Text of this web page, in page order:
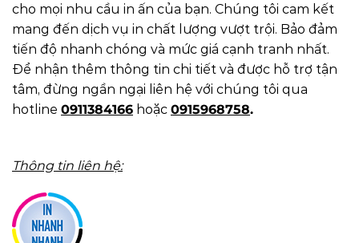
cho mọi nhu cầu in ấn của bạn. Chúng tôi cam kết
mang đến dịch vụ in chất lượng vượt trội. Bảo đảm
tiến độ nhanh chóng và mức giá cạnh tranh nhất.
Để nhận thêm thông tin chi tiết và được hỗ trợ tận
tâm, đừng ngần ngại liên hệ với chúng tôi qua
hotline 0911384166 hoặc 0915968758.
Thông tin liên hệ: